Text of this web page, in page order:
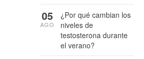
¿Por qué cambian los
niveles de
testosterona durante
el verano?
05
AGO